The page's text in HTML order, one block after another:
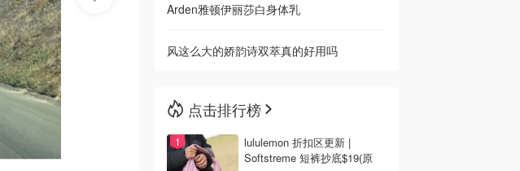
Arden雅顿伊丽莎白身体乳
风这么大的娇韵诗双萃真的好用吗
点击排行榜
lululemon 折扣区更新 |
Softstreme 短裤抄底$19(原